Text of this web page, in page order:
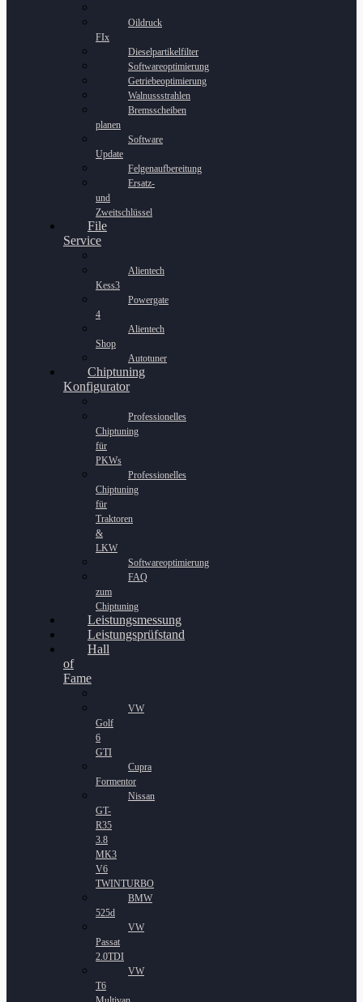
Oildruck
FIx
Dieselpartikelfilter
Softwareoptimierung
Getriebeoptimierung
Walnussstrahlen
Bremsscheiben
planen
Software
Update
Felgenaufbereitung
Ersatz-
und
Zweitschlüssel
File
Service
Alientech
Kess3
Powergate
4
Alientech
Shop
Autotuner
Chiptuning
Konfigurator
Professionelles
Chiptuning
für
PKWs
Professionelles
Chiptuning
für
Traktoren
&
LKW
Softwareoptimierung
FAQ
zum
Chiptuning
Leistungsmessung
Leistungsprüfstand
Hall
of
Fame
VW
Golf
6
GTI
Cupra
Formentor
Nissan
GT-
R35
3.8
MK3
V6
TWINTURBO
BMW
525d
VW
Passat
2.0TDI
VW
T6